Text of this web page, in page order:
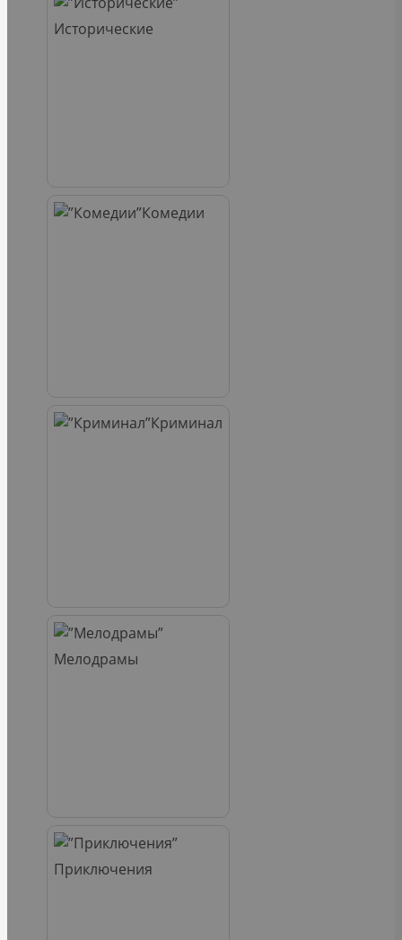
Исторические
Комедии
Криминал
Мелодрамы
Приключения